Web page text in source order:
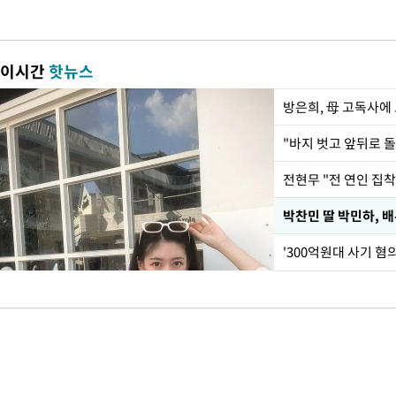
이시간핫뉴스
방은희, 母 고독사
전현무 "전 연인 집
'300억원대 사기 혐